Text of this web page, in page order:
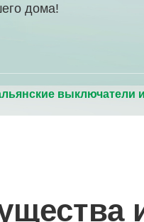
дома!
выключатели